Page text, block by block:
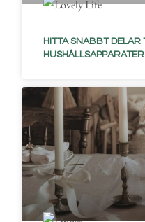
HITTA SNABBT DELAR
HUSHÅLLSAPPARATER